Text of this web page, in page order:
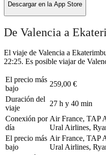
Descargar en la App Store
De Valencia a
El viaje de Valencia a
22:25. Es posible viajar de
El precio más
bajo
259,00 €
Duración del
viaje
27 h y 40 min
Conexión por
día
Air France, TAP
Ural Airlines,
El precio más
bajo
Air France, TAP
Ural Airlines,